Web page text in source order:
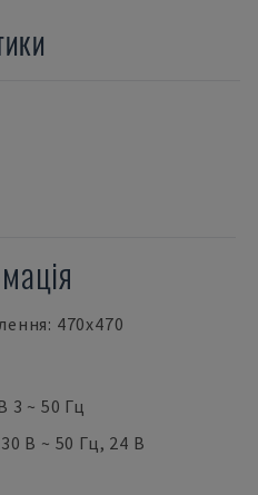
470x470
3 ~ 50 Гц
В ~ 50 Гц, 24 В